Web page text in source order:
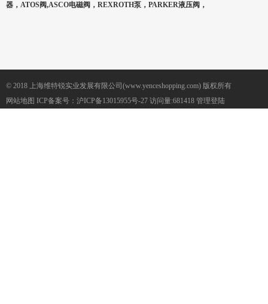
器，ATOS阀,ASCO电磁阀，REXROTH泵，PARKER液压阀，
© 2018 上海维特锐实业发展有限公司(www.yenceshopping.com) 版权所有
网站地图 ICP备案号： 沪ICP备13015955号-27 访问量:681418 管理登陆